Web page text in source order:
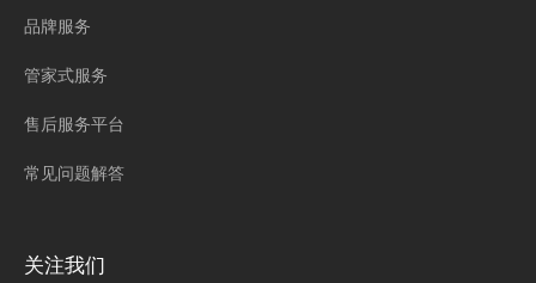
品牌服务
管家式服务
售后服务平台
常见问题解答
关注我们